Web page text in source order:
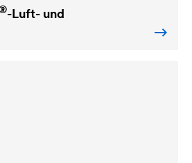
-Luft- und